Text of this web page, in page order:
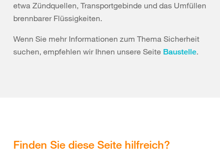
etwa Zündquellen, Transportgebinde und das Umfüllen
brennbarer Flüssigkeiten.
Wenn Sie mehr Informationen zum Thema Sicherheit
suchen, empfehlen wir Ihnen unsere Seite Baustelle.
Finden Sie diese Seite hilfreich?